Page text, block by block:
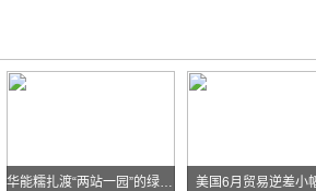
华能糯扎渡“两站一园”的绿色实践 美国6月贸易逆差小